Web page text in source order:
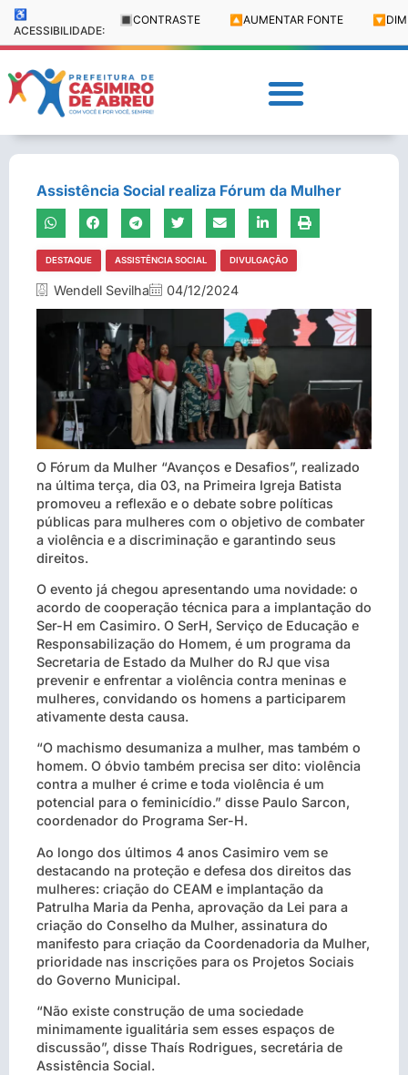
♿
ACESSIBILIDADE:
🔳 CONTRASTE 🔼 AUMENTAR FONTE 🔽
Assistência Social realiza Fórum da Mulher
DESTAQUE ASSISTÊNCIA SOCIAL DIVULGAÇÃO
Wendell Sevilha 04/12/2024
O Fórum da Mulher “Avanços e Desafios”, realizado
na última terça, dia 03, na Primeira Igreja Batista
promoveu a reflexão e o debate sobre políticas
públicas para mulheres com o objetivo de combater
a violência e a discriminação e garantindo seus
direitos.
O evento já chegou apresentando uma novidade: o
acordo de cooperação técnica para a implantação do
Ser-H em Casimiro. O SerH, Serviço de Educação e
Responsabilização do Homem, é um programa da
Secretaria de Estado da Mulher do RJ que visa
prevenir e enfrentar a violência contra meninas e
mulheres, convidando os homens a participarem
ativamente desta causa.
“O machismo desumaniza a mulher, mas também o
homem. O óbvio também precisa ser dito: violência
contra a mulher é crime e toda violência é um
potencial para o feminicídio.” disse Paulo Sarcon,
coordenador do Programa Ser-H.
Ao longo dos últimos 4 anos Casimiro vem se
destacando na proteção e defesa dos direitos das
mulheres: criação do CEAM e implantação da
Patrulha Maria da Penha, aprovação da Lei para a
criação do Conselho da Mulher, assinatura do
manifesto para criação da Coordenadoria da Mulher,
prioridade nas inscrições para os Projetos Sociais
do Governo Municipal.
“Não existe construção de uma sociedade
minimamente igualitária sem esses espaços de
discussão”, disse Thaís Rodrigues, secretária de
Assistência Social.